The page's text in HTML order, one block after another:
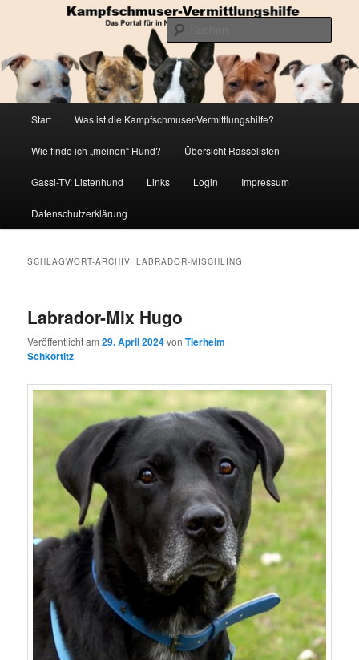
springen
springenKampfschmuser-Vermittlungshilfe
Die Datenbank für in Not geratene Listenhunde
Start Was ist die Kampfschmuser-Vermittlungshilfe?
Wie finde ich „meinen“ Hund? Übersicht Rasselisten
Gassi-TV: Listenhund Links Login Impressum
Datenschutzerklärung
SCHLAGWORT-ARCHIV:LABRADOR-MISCHLING
Labrador-Mix Hugo
Veröffentlicht am29. April 2024vonTierheim
Schkortitz